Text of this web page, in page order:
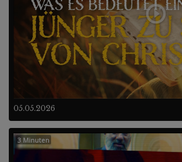
05.05.2026
3 Minuten